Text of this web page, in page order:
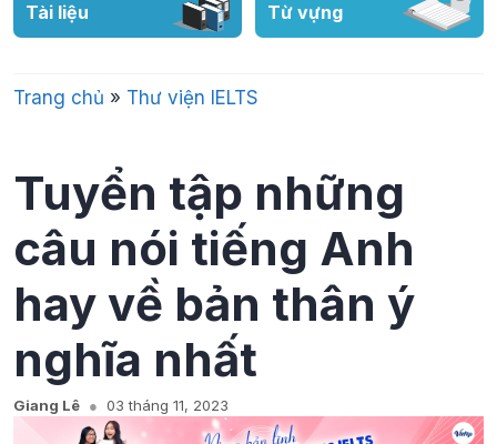
Tài liệu Từ vựng
Trang chủ » Thư viện IELTS
Tuyển tập những
câu nói tiếng Anh
hay về bản thân ý
nghĩa nhất
Giang Lê 03 tháng 11, 2023